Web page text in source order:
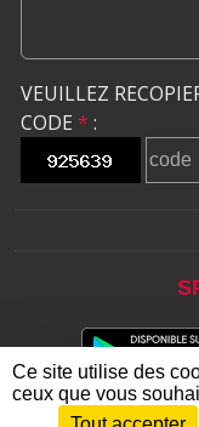
VEUILLEZ
CODE * :
Ce site utilise des
ceux que vous